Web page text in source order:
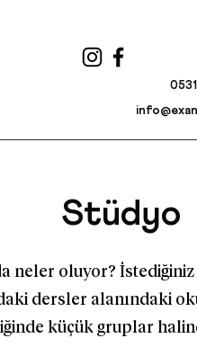
Stüdyo
neler oluyor?
dersler alanındaki
küçük gruplar